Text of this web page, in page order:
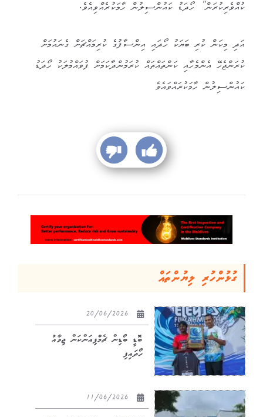
ކުއްވެރިކުރަން” ހޯދަޑު ކައުންސިލުން ހާމަކުރެއްވިއެވެ.
އަދި މިކަން ކުރި ބަޔަކު ހޯދައި އިންސާފުގެ ކުރިމައްޗަށް ގެނައުމަށް
ކުރަންޖެހޭ އެންމެހާއި ކަންތައްތައް ކުރަމުންދާކަމަށް ފުވައްމުލަކު ހޯދަޑު
ކައުންސިލުން ހާމަކުރައްވައެވެ
ގުޅުންހުރި ލިޔުންތައް
ބޮޑީ ބޯޑިން ޗެމްޕިއަންކަން ޖިވާއު
ހޯދައިފި